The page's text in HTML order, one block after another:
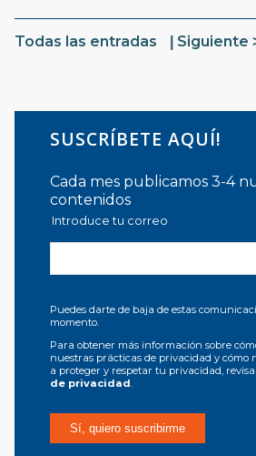
Todas las entradas Siguiente
SUSCRÍBETE AQUÍ!
Cada mes publicamos 3-4
contenidos
Introduce tu correo
Puedes darte de baja de estas
momento.
Para obtener más información sobre
nuestras prácticas de privacidad y cómo
a proteger y respetar tu privacidad,
de privacidad.